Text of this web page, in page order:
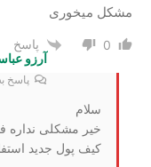
مشکل میخوری
0
پاسخ
آرزو
پاسخ
سلام
خیر مشکلی نداره
کیف پول جدید